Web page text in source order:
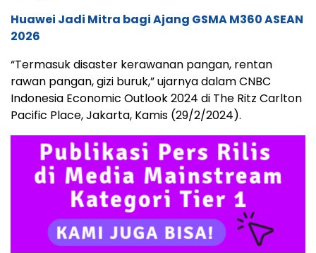
Huawei Jadi Mitra bagi Ajang GSMA M360 ASEAN
2026
“Termasuk disaster kerawanan pangan, rentan
rawan pangan, gizi buruk,” ujarnya dalam CNBC
Indonesia Economic Outlook 2024 di The Ritz Carlton
Pacific Place, Jakarta, Kamis (29/2/2024).